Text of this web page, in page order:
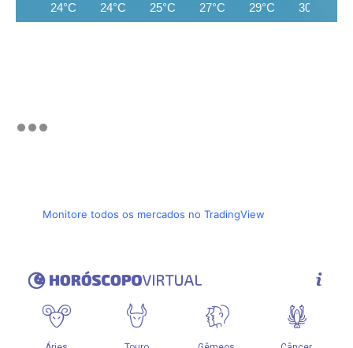
24°C 24°C 25°C 27°C 29°C 30°C
Monitore todos os mercados no TradingView